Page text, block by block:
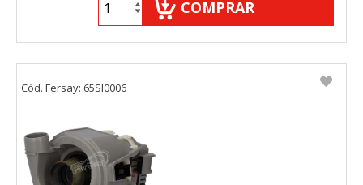
COMPRAR
Cód. Fersay: 65SI0006